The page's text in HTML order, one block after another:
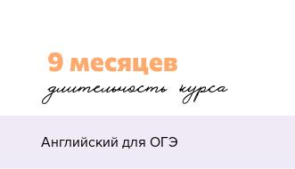
9 месяцев
длительность курса
Английский для ОГЭ